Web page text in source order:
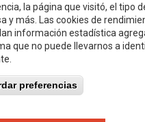
la página que visitó, el tipo
y más. Las cookies de
información estadística
que no puede llevarnos a
preferencias
envío de información y
mediante los medios facilitados.